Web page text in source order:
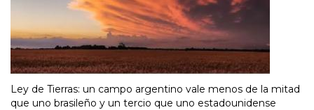
Ley de Tierras: un campo argentino vale menos de la mitad
que uno brasileño y un tercio que uno estadounidense